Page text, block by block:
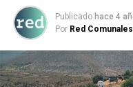
Publicado hace 4
Por Red Comunales